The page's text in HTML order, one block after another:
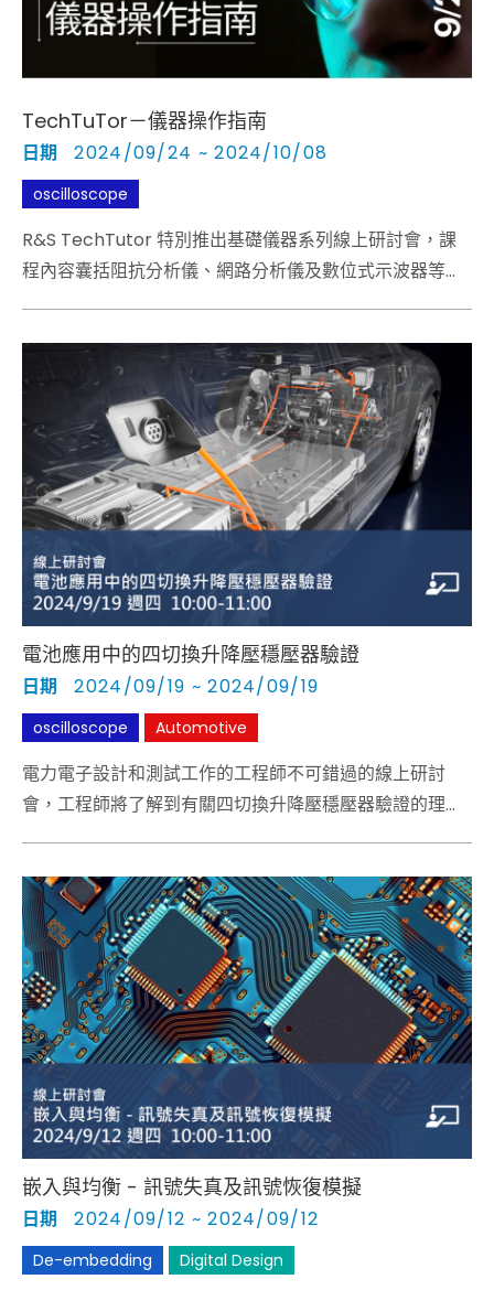
TechTuTor－儀器操作指南
日期 2024/09/24 ~ 2024/10/08
oscilloscope
R&S TechTutor 特別推出基礎儀器系列線上研討會，課
程內容囊括阻抗分析儀、網路分析儀及數位式示波器等實
影響量測的關鍵參數。並將線上實機展示，增強工程師使
用體感。
電池應用中的四切換升降壓穩壓器驗證
日期 2024/09/19 ~ 2024/09/19
oscilloscope Automotive
電力電子設計和測試工作的工程師不可錯過的線上研討
會，工程師將了解到有關四切換升降壓穩壓器驗證的理論
嵌入與均衡 - 訊號失真及訊號恢復模擬
日期 2024/09/12 ~ 2024/09/12
De-embedding Digital Design